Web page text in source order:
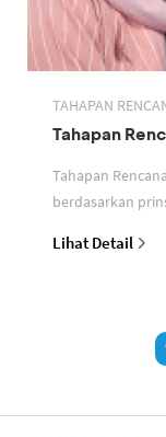
TAHAPAN
Tahapan
Tahapan
berdasarkan
Lihat Detail